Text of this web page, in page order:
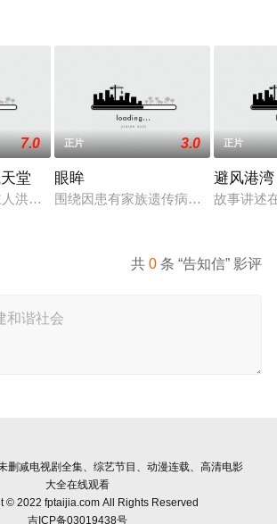
7.0
堂
洪子卖能够实现人们愿望的神秘零食，以及
正片 3.0
眼眸
围绕因患有家族遗传病而导致视力逐
正片
避风港湾
故事讲述
共0 条 “告知信” 影评
删减电视剧全集、综艺节目、动漫连载、高清电影
大全在线观看
© 2022 fptaijia.com All Rights Reserved
吉ICP备03019438号